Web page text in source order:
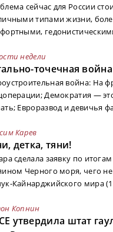
сейчас для России
типами жизни,
недели
точечная война
война: На
Демократия —
Евроразвод и девичья
Карев
детка, тяни!
сделала заявку по
Черного моря, чего
Кайнарджийского мира
Копнин
утвердила штат